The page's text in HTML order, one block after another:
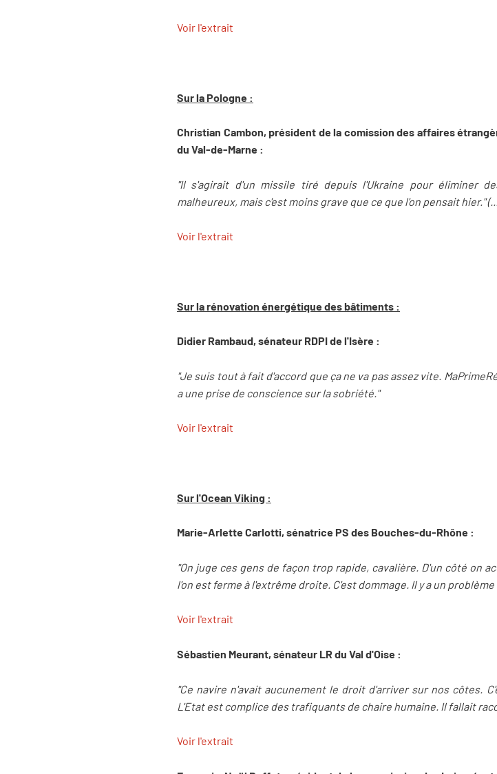
Voir l'extrait
Sur la Pologne :
Christian Cambon, président de la comission des affaires
du Val-de-Marne :
"Il s'agirait d'un missile tiré depuis l'Ukraine pour éliminer
malheureux, mais c'est moins grave que ce que l'on pensait
Voir l'extrait
Sur la rénovation énergétique des bâtiments :
Didier Rambaud, sénateur RDPI de l'Isère :
"Je suis tout à fait d'accord que ça ne va pas assez vite.
a une prise de conscience sur la sobriété."
Voir l'extrait
Sur l'Ocean Viking :
Marie-Arlette Carlotti, sénatrice PS des Bouches-du-Rhône :
"On juge ces gens de façon trop rapide, cavalière. D'un côté on
l'on est ferme à l'extrême droite. C'est dommage. Il y a un
Voir l'extrait
Sébastien Meurant, sénateur LR du Val d'Oise :
"Ce navire n'avait aucunement le droit d'arriver sur nos côtes.
L'Etat est complice des trafiquants de chaire humaine. Il fallait
Voir l'extrait